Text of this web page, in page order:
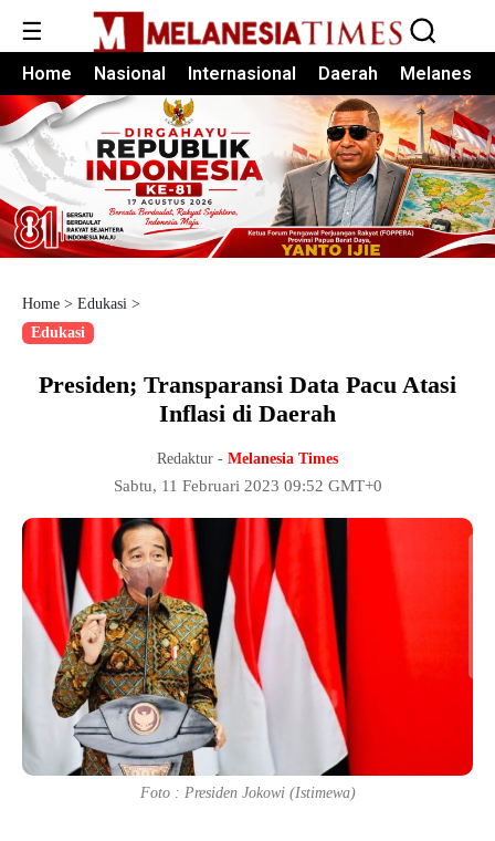
☰
Home Nasional Internasional Daerah Melanesia
Home > Edukasi >
Edukasi
Presiden; Transparansi Data Pacu Atasi
Inflasi di Daerah
Redaktur - Melanesia Times
Sabtu, 11 Februari 2023 09:52 GMT+0
Foto : Presiden Jokowi (Istimewa)